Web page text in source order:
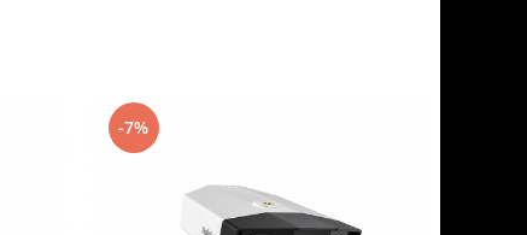
-7%